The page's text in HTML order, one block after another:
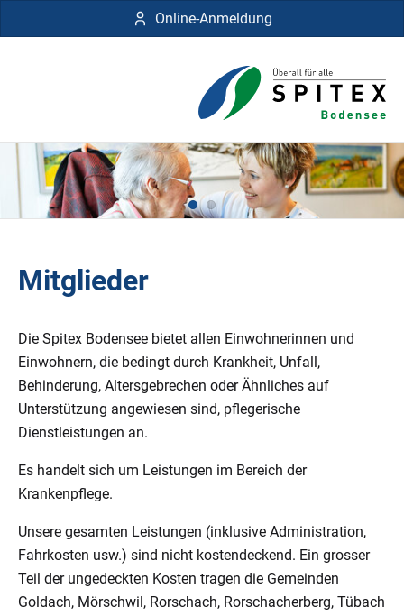
Online-Anmeldung
Mitglieder
Die Spitex Bodensee bietet allen Einwohnerinnen und
Einwohnern, die bedingt durch Krankheit, Unfall,
Behinderung, Altersgebrechen oder Ähnliches auf
Unterstützung angewiesen sind, pflegerische
Dienstleistungen an.
Es handelt sich um Leistungen im Bereich der
Krankenpflege.
Unsere gesamten Leistungen (inklusive Administration,
Fahrkosten usw.) sind nicht kostendeckend. Ein grosser
Teil der ungedeckten Kosten tragen die Gemeinden
Goldach, Mörschwil, Rorschach, Rorschacherberg, Tübach